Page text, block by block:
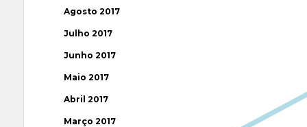
Agosto 2017
Julho 2017
Junho 2017
Maio 2017
Abril 2017
Março 2017